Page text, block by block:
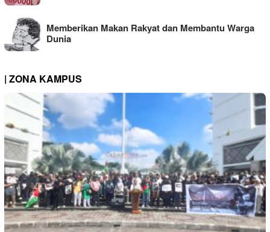
Memberikan Makan Rakyat dan Membantu Warga
Dunia
| ZONA KAMPUS